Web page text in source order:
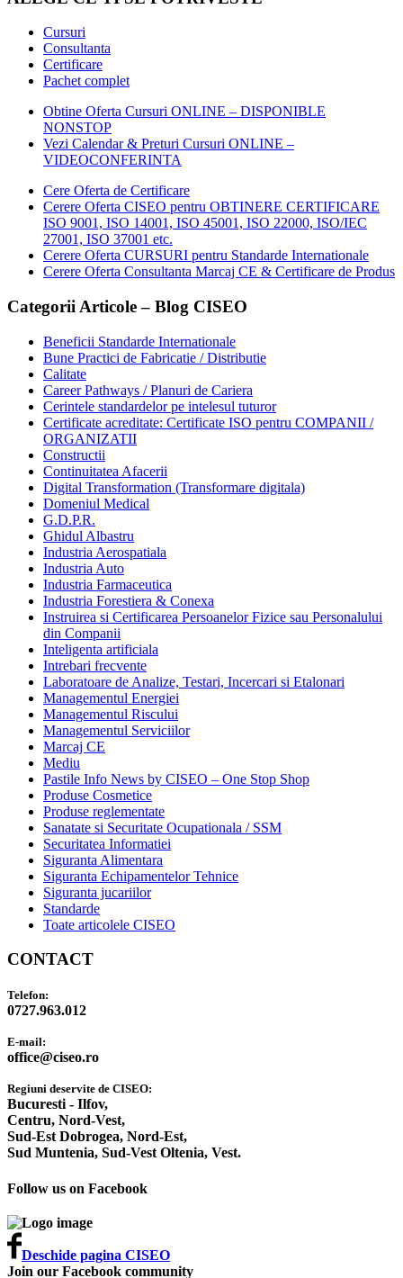
Cursuri
Consultanta
Certificare
Pachet complet
Obtine Oferta Cursuri ONLINE – DISPONIBLE
NONSTOP
Vezi Calendar & Preturi Cursuri ONLINE –
VIDEOCONFERINTA
Cere Oferta de Certificare
Cerere Oferta CISEO pentru OBTINERE CERTIFICARE
ISO 9001, ISO 14001, ISO 45001, ISO 22000, ISO/IEC
27001, ISO 37001 etc.
Cerere Oferta CURSURI pentru Standarde Internationale
Cerere Oferta Consultanta Marcaj CE & Certificare de Produs
Categorii Articole – Blog CISEO
Beneficii Standarde Internationale
Bune Practici de Fabricatie / Distributie
Calitate
Career Pathways / Planuri de Cariera
Cerintele standardelor pe intelesul tuturor
Certificate acreditate: Certificate ISO pentru COMPANII /
ORGANIZATII
Constructii
Continuitatea Afacerii
Digital Transformation (Transformare digitala)
Domeniul Medical
G.D.P.R.
Ghidul Albastru
Industria Aerospatiala
Industria Auto
Industria Farmaceutica
Industria Forestiera & Conexa
Instruirea si Certificarea Persoanelor Fizice sau Personalului
din Companii
Inteligenta artificiala
Intrebari frecvente
Laboratoare de Analize, Testari, Incercari si Etalonari
Managementul Energiei
Managementul Riscului
Managementul Serviciilor
Marcaj CE
Mediu
Pastile Info News by CISEO – One Stop Shop
Produse Cosmetice
Produse reglementate
Sanatate si Securitate Ocupationala / SSM
Securitatea Informatiei
Siguranta Alimentara
Siguranta Echipamentelor Tehnice
Siguranta jucariilor
Standarde
Toate articolele CISEO
CONTACT
Telefon:
0727.963.012
E-mail:
office@ciseo.ro
Regiuni deservite de CISEO:
Bucuresti - Ilfov,
Centru, Nord-Vest,
Sud-Est Dobrogea, Nord-Est,
Sud Muntenia, Sud-Vest Oltenia, Vest.
Follow us on Facebook
Deschide pagina CISEO
Join our Facebook community